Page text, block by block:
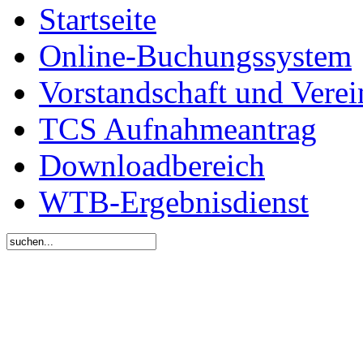
Startseite
Online-Buchungssystem
Vorstandschaft und
TCS Aufnahmeantrag
Downloadbereich
WTB-Ergebnisdienst